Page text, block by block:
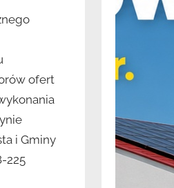
ofert
i Gminy
225